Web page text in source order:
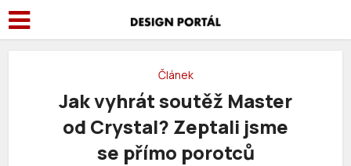
Článek
Jak vyhrát soutěž Master
od Crystal? Zeptali jsme
se přímo porotců